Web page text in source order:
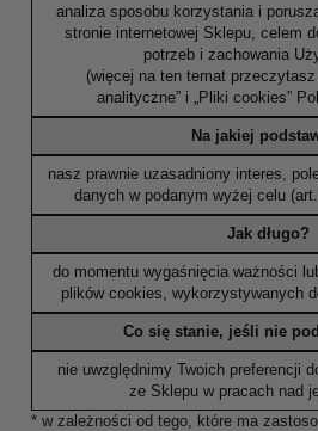
analiza sposobu korzystania i
stronie internetowej Sklepu, celem
potrzeb i zachowania
(więcej na ten temat przeczytasz
analityczne” i „Pliki cookies”
Na jakiej
nasz prawnie uzasadniony interes,
danych w podanym wyżej celu
Jak długo?
do momentu wygaśnięcia ważności
plików cookies, wykorzystywanych
Co się stanie, jeśli nie
nie uwzględnimy Twoich preferencji
ze Sklepu w pracach nad
* w zależności od tego, które ma